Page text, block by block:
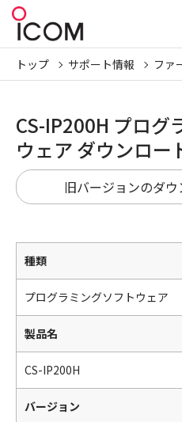
トップ サポート情報 ファ
CS-IP200H プログ
ウェア ダウンロー
旧バージョンのダ
種類
プログラミングソフトウェア
製品名
CS-IP200H
バージョン